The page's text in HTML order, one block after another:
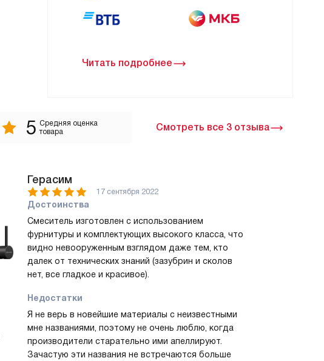
Читать подробнее
5 Средняя оценка
товара
Смотреть все 3 отзыва
Герасим
17 сентября 2022
Достоинства
Смеситель изготовлен с использованием
фурнитуры и комплектующих высокого класса, что
видно невооруженным взглядом даже тем, кто
далек от технических знаний (зазубрин и сколов
нет, все гладкое и красивое).
Недостатки
Я не верь в новейшие материалы с неизвестными
мне названиями, поэтому не очень люблю, когда
производители старательно ими апеллируют.
Зачастую эти названия не встречаются больше